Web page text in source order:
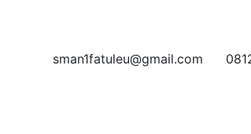
sman1fatuleu@gmail.com